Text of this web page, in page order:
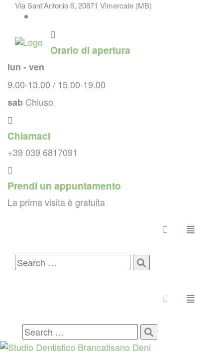
SkipVia Sant'Antonio 6, 20871 Vimercate (MB)
Orario di apertura
lun - ven
9.00-13.00 / 15.00-19.00
sab Chiuso
Chiamaci
+39 039 6817091
Prendi un appuntamento
La prima visita è gratuita
Toggle
Search
for:
Toggle
Search
for: